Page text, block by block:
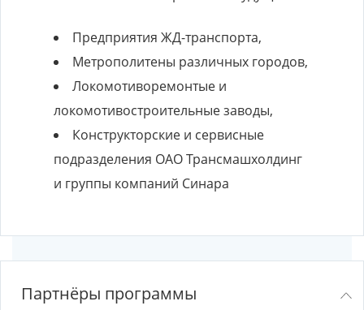
Предприятия ЖД-транспорта,
Метрополитены различных городов,
Локомотиворемонтые и
локомотивостроительные заводы,
Конструкторские и сервисные
подразделения ОАО Трансмашхолдинг
и группы компаний Синара
Партнёры программы